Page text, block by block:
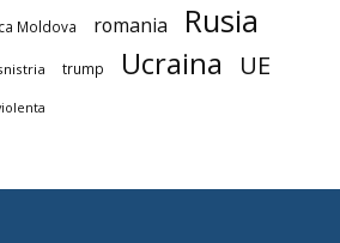
Moldova romania Rusia
trump Ucraina UE